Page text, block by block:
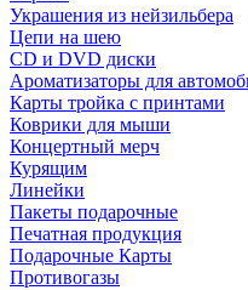
Украшения из нейзильбера
Цепи на шею
CD и DVD диски
Ароматизаторы для
Карты тройка с принтами
Коврики для мыши
Концертный мерч
Курящим
Линейки
Пакеты подарочные
Печатная продукция
Подарочные Карты
Противогазы